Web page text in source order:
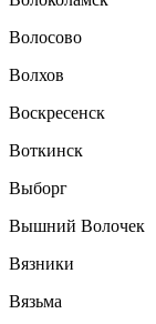
Волосово
Волхов
Воскресенск
Воткинск
Выборг
Вышний Волочек
Вязники
Вязьма